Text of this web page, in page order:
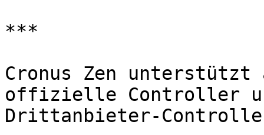
***
Cronus Zen unterstützt
offizielle Controller
Drittanbieter-